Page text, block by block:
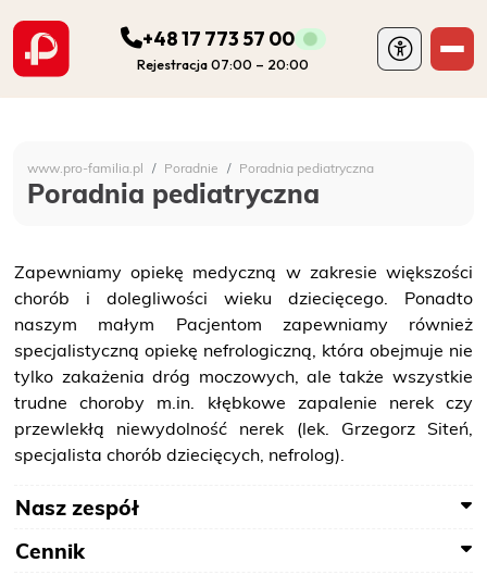
Szpital Specjalistyczny
+48 17 773 57 00
Rejestracja 07:00 – 20:00
PORADNIE
DIAGNOSTYKA
POZOSTAŁA DZIAŁALNOŚĆ SZPITALA
DLA PACJENTA
O NAS
KONTAKT
www.pro-familia.pl Poradnie Poradnia pediatryczna
Poradnia pediatryczna
Zapewniamy opiekę medyczną w zakresie większości
chorób i dolegliwości wieku dziecięcego. Ponadto
naszym małym Pacjentom zapewniamy również
specjalistyczną opiekę nefrologiczną, która obejmuje nie
tylko zakażenia dróg moczowych, ale także wszystkie
trudne choroby m.in. kłębkowe zapalenie nerek czy
przewlekłą niewydolność nerek (lek. Grzegorz Siteń,
specjalista chorób dziecięcych, nefrolog).
Nasz zespół
Cennik